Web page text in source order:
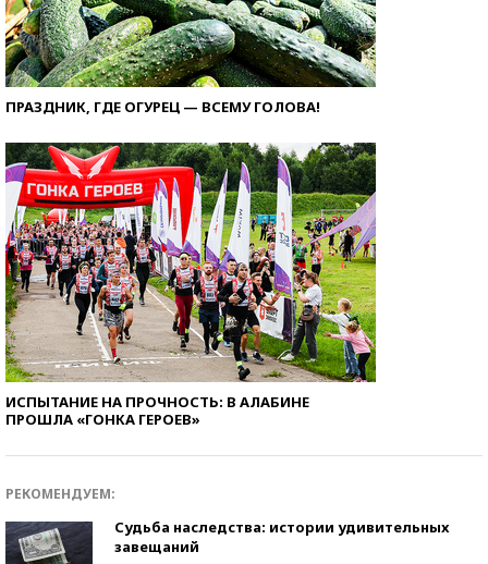
ПРАЗДНИК, ГДЕ ОГУРЕЦ — ВСЕМУ ГОЛОВА!
ИСПЫТАНИЕ НА ПРОЧНОСТЬ: В АЛАБИНЕ
ПРОШЛА «ГОНКА ГЕРОЕВ»
РЕКОМЕНДУЕМ:
Судьба наследства: истории удивительных
завещаний